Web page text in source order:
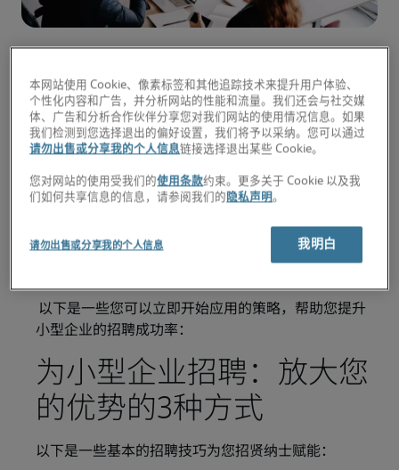
根据Robert Half的研究，超过60%的小型企业正努力
在竞争激烈的招聘市场中招募人才。如果您是其中一
位小型企业的管理人员，相信您很清楚与规模更大、
资源更丰富的公司竞争以获得顶尖的人才是多么困
难。
恒富创造性、全面性的小型企业招聘技巧和有效的员
工留任策略，您将能够吸引高技能的候选人，并将他
以下是一些您可以立即开始应用的策略，帮助您提升
小型企业的招聘成功率：
为小型企业招聘：放大您
的优势的3种方式
以下是一些基本的招聘技巧为您招贤纳士赋能：
本网站使用 Cookie、像素标签和其他追踪技术来提升用户体验、
个性化内容和广告，并分析网站的性能和流量。我们还会与社交媒
体、广告和分析合作伙伴分享您对我们网站的使用情况信息。如果
我们检测到您选择退出的偏好设置，我们将予以采纳。您可以通过
请勿出售或分享我的个人信息链接选择退出某些 Cookie。
您对网站的使用受我们的使用条款约束。更多关于 Cookie 以及我
们如何共享信息的信息，请参阅我们的 隐私声明。
请勿出售或分享我的个人信息 我明白